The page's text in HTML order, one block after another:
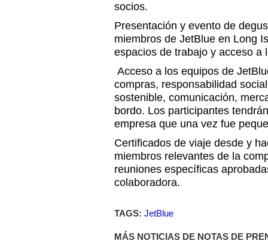
socios.
Presentación y evento de
miembros de JetBlue en Long
espacios de trabajo y acceso a
Acceso a los equipos de
compras, responsabilidad
sostenible, comunicación,
bordo. Los participantes
empresa que una vez fue
Certificados de viaje desde y
miembros relevantes de la
reuniones específicas
colaboradora.
TAGS: JetBlue
MÁS NOTICIAS DE NOTAS DE